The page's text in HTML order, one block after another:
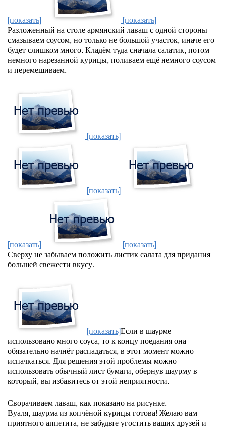
[показать]
[показать]
Разложенный на столе армянский лаваш с одной стороны
смазываем соусом, но только не большой участок, иначе его
будет слишком много. Кладём туда сначала салатик, потом
немного нарезанной курицы, поливаем ещё немного соусом
и перемешиваем.
[показать]
[показать]
[показать]
[показать]
Сверху не забываем положить листик салата для придания
большей свежести вкусу.
[показать]Если в шаурме
использовано много соуса, то к концу поедания она
обязательно начнёт распадаться, в этот момент можно
испачкаться. Для решения этой проблемы можно
использовать обычный лист бумаги, обернув шаурму в
который, вы избавитесь от этой неприятности.
Сворачиваем лаваш, как показано на рисунке.
Вуаля, шаурма из копчёной курицы готова! Желаю вам
приятного аппетита, не забудьте угостить ваших друзей и